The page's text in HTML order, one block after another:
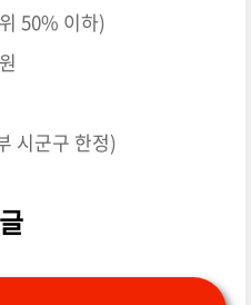
50% 이하)
시군구 한정)